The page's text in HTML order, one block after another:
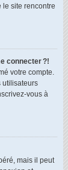
le site rencontre
connecter ?!
votre compte.
utilisateurs
vous à
mais il peut